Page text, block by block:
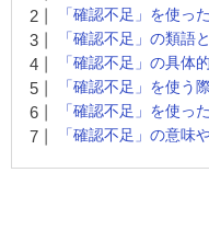
「確認不足」を使っ
「確認不足」の類語
「確認不足」の具体
「確認不足」を使う
「確認不足」を使っ
「確認不足」の意味